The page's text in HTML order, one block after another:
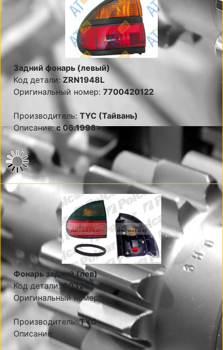
Задний фонарь (левый)
Код детали:ZRN1948L
Оригинальный номер: 7700420122
Производитель: TYC (Тайвань)
Описание:с 06.1998>
Фонарь задний (лев)
Код детали:603287-E
Оригинальный номер:
Производитель:TYC
Описание: